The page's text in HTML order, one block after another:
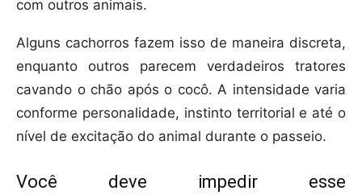
com outros animais.
Alguns cachorros fazem isso de maneira discreta,
enquanto outros parecem verdadeiros tratores
cavando o chão após o cocô. A intensidade varia
conforme personalidade, instinto territorial e até o
nível de excitação do animal durante o passeio.
Você deve impedir esse